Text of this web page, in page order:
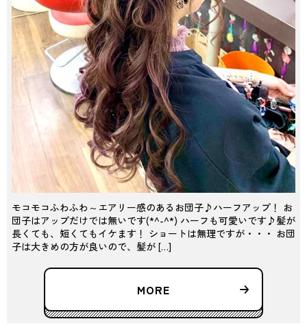
モコモコふわふわ～エアリー感のあるお団子♪ハーフアップ！ お
団子はアップだけでは無いです(*^-^*) ハーフも可愛いです♪髪が
長くても、短くてもイケます！ ショートは無理ですが・・・ お団
子は大きめの方が良いので、髪が […]
MORE